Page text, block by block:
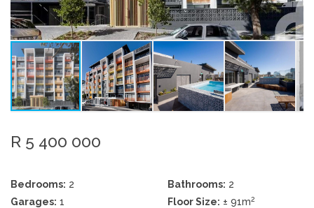
R 5 400 000
Bedrooms: 2 Bathrooms: 2
Garages: 1 Floor Size: ± 91m2